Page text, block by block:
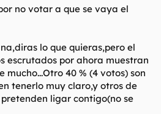
no votar a que se vaya el
lo que quieras,pero el
escrutados por ahora muestran
40 % (4 votos) son
tenerlo muy claro,y otros de
ligar contigo(no se